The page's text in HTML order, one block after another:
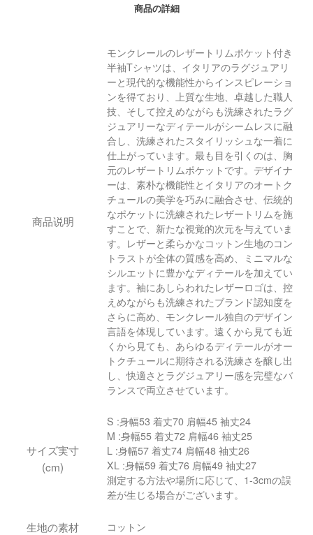
商品の詳細
商品说明
モンクレールのレザートリムポケット付き
半袖Tシャツは、イタリアのラグジュアリ
ーと現代的な機能性からインスピレーショ
ンを得ており、上質な生地、卓越した職人
技、そして控えめながらも洗練されたラグ
ジュアリーなディテールがシームレスに融
合し、洗練されたスタイリッシュな一着に
仕上がっています。最も目を引くのは、胸
元のレザートリムポケットです。デザイナ
ーは、素朴な機能性とイタリアのオートク
チュールの美学を巧みに融合させ、伝統的
なポケットに洗練されたレザートリムを施
すことで、新たな視覚的次元を与えていま
す。レザーと柔らかなコットン生地のコン
トラストが全体の質感を高め、ミニマルな
シルエットに豊かなディテールを加えてい
ます。袖にあしらわれたレザーロゴは、控
えめながらも洗練されたブランド認知度を
さらに高め、モンクレール独自のデザイン
言語を体現しています。遠くから見ても近
くから見ても、あらゆるディテールがオー
トクチュールに期待される洗練さを醸し出
し、快適さとラグジュアリー感を完璧なバ
ランスで両立させています。
サイズ実寸
(cm)
S :身幅53 着丈70 肩幅45 袖丈24
M :身幅55 着丈72 肩幅46 袖丈25
L :身幅57 着丈74 肩幅48 袖丈26
XL :身幅59 着丈76 肩幅49 袖丈27
測定する方法や場所に応じて、1-3cmの誤
差が生じる場合がございます。
生地の素材 コットン